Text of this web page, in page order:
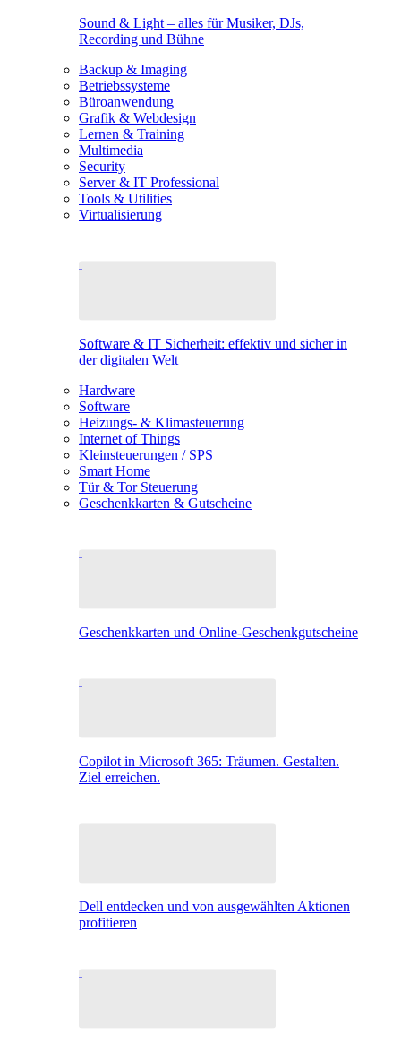
Sound & Light – alles für Musiker, DJs,
Recording und Bühne
Backup & Imaging
Betriebssysteme
Büroanwendung
Grafik & Webdesign
Lernen & Training
Multimedia
Security
Server & IT Professional
Tools & Utilities
Virtualisierung
Software & IT Sicherheit: effektiv und sicher in
der digitalen Welt
Hardware
Software
Heizungs- & Klimasteuerung
Internet of Things
Kleinsteuerungen / SPS
Smart Home
Tür & Tor Steuerung
Geschenkkarten & Gutscheine
Geschenkkarten und Online-Geschenkgutscheine
Copilot in Microsoft 365: Träumen. Gestalten.
Ziel erreichen.
Dell entdecken und von ausgewählten Aktionen
profitieren